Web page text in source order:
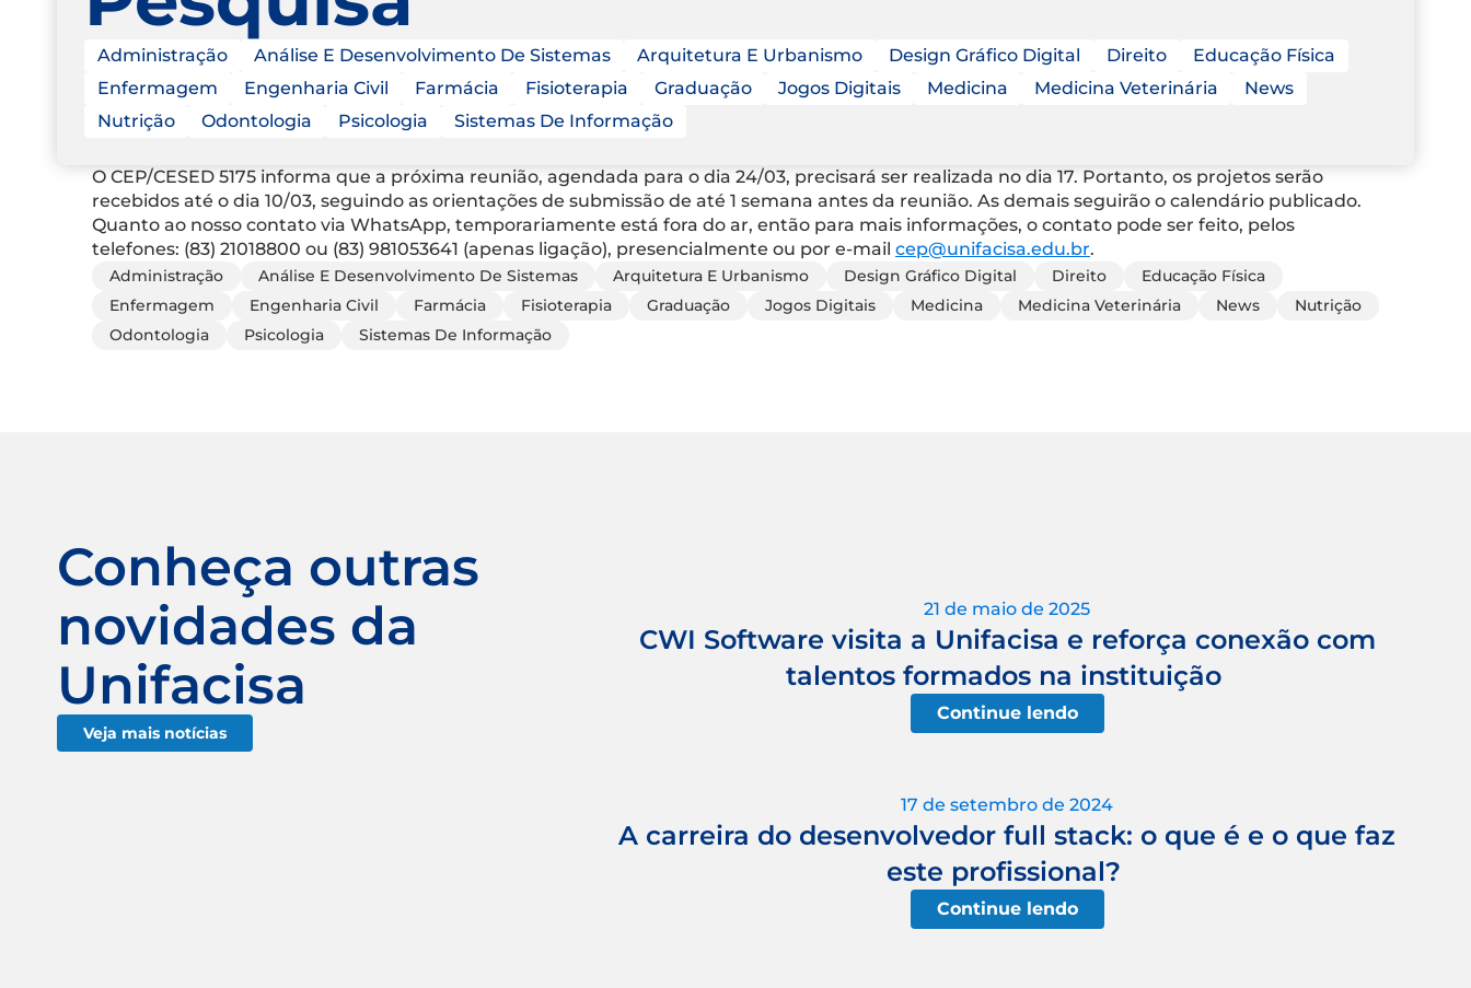
Administração Análise E Desenvolvimento De Sistemas Arquitetura E Urbanismo Design Gráfico Digital Direito
Educação Física
Enfermagem
Engenharia Civil Farmácia Fisioterapia Graduação Jogos Digitais Medicina Medicina Veterinária
News
Nutrição
Odontologia Psicologia Sistemas De Informação
O CEP/CESED 5175 informa que a próxima reunião, agendada para o dia 24/03, precisará ser realizada no dia 17. Portanto, os projetos serão
recebidos até o dia 10/03, seguindo as orientações de submissão de até 1 semana antes da reunião. As demais seguirão o calendário publicado.
Quanto ao nosso contato via WhatsApp, temporariamente está fora do ar, então para mais informações, o contato pode ser feito, pelos
telefones: (83) 21018800 ou (83) 981053641 (apenas ligação), presencialmente ou por e-mail cep@unifacisa.edu.br.
Administração Análise E Desenvolvimento De Sistemas Arquitetura E Urbanismo Design Gráfico Digital Direito
Educação Física
Enfermagem
Engenharia Civil Farmácia Fisioterapia Graduação Jogos Digitais Medicina Medicina Veterinária News
Nutrição
Odontologia
Psicologia Sistemas De Informação
Conheça outras
novidades da
Unifacisa
Veja mais notícias
21 de maio de 2025
CWI Software visita a Unifacisa e reforça conexão com
talentos formados na instituição
Continue lendo
17 de setembro de 2024
A carreira do desenvolvedor full stack: o que é e o que faz
este profissional?
Continue lendo